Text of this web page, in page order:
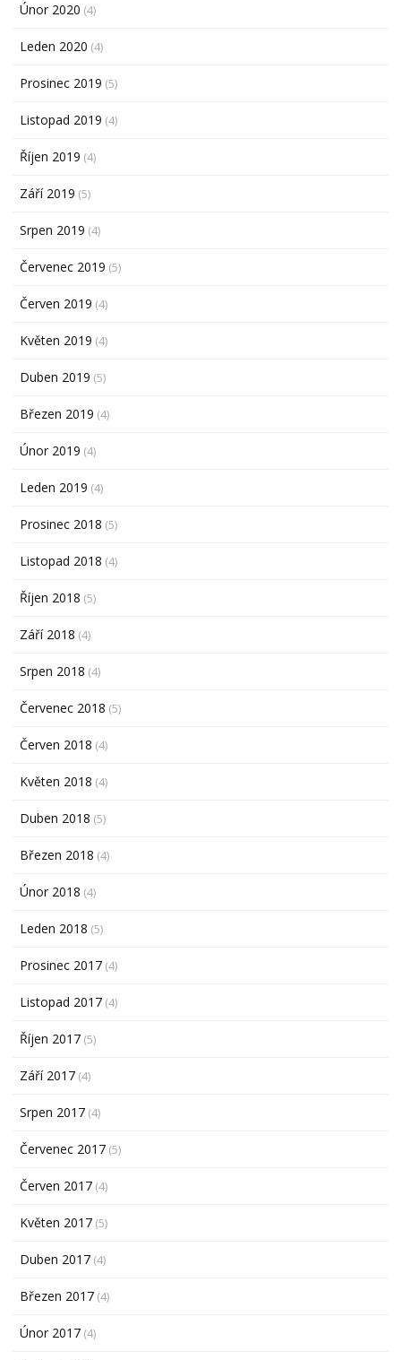
Únor 2020 (4)
Leden 2020 (4)
Prosinec 2019 (5)
Listopad 2019 (4)
Říjen 2019 (4)
Září 2019 (5)
Srpen 2019 (4)
Červenec 2019 (5)
Červen 2019 (4)
Květen 2019 (4)
Duben 2019 (5)
Březen 2019 (4)
Únor 2019 (4)
Leden 2019 (4)
Prosinec 2018 (5)
Listopad 2018 (4)
Říjen 2018 (5)
Září 2018 (4)
Srpen 2018 (4)
Červenec 2018 (5)
Červen 2018 (4)
Květen 2018 (4)
Duben 2018 (5)
Březen 2018 (4)
Únor 2018 (4)
Leden 2018 (5)
Prosinec 2017 (4)
Listopad 2017 (4)
Říjen 2017 (5)
Září 2017 (4)
Srpen 2017 (4)
Červenec 2017 (5)
Červen 2017 (4)
Květen 2017 (5)
Duben 2017 (4)
Březen 2017 (4)
Únor 2017 (4)